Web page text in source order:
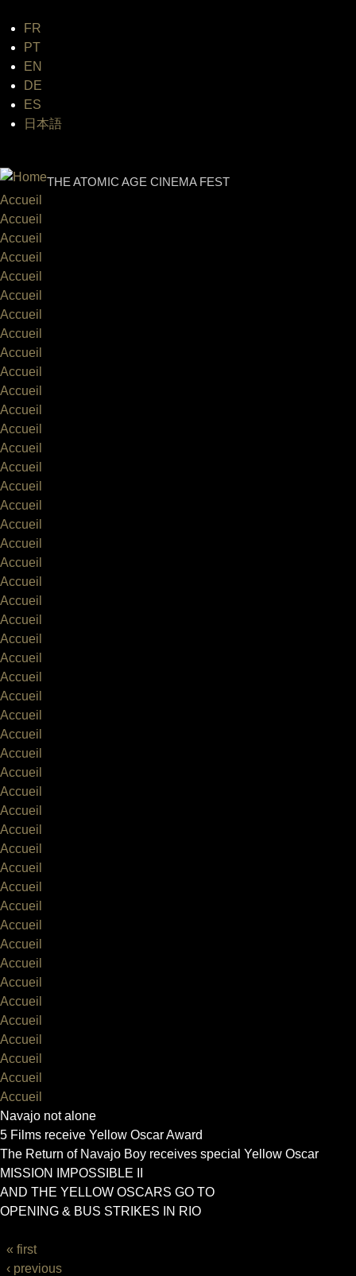
FR
PT
EN
DE
ES
日本語
THE ATOMIC AGE CINEMA FEST
Accueil
Accueil
Accueil
Accueil
Accueil
Accueil
Accueil
Accueil
Accueil
Accueil
Accueil
Accueil
Accueil
Accueil
Accueil
Accueil
Accueil
Accueil
Accueil
Accueil
Accueil
Accueil
Accueil
Accueil
Accueil
Accueil
Accueil
Accueil
Accueil
Accueil
Accueil
Accueil
Accueil
Accueil
Accueil
Accueil
Accueil
Accueil
Accueil
Accueil
Accueil
Accueil
Accueil
Accueil
Accueil
Accueil
Accueil
Accueil
Navajo not alone
5 Films receive Yellow Oscar Award
The Return of Navajo Boy receives special Yellow Oscar
MISSION IMPOSSIBLE II
AND THE YELLOW OSCARS GO TO
OPENING & BUS STRIKES IN RIO
« first
‹ previous